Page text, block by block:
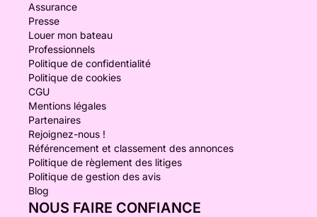
Assurance
Presse
Louer mon bateau
Professionnels
Politique de confidentialité
Politique de cookies
CGU
Mentions légales
Partenaires
Rejoignez-nous !
Référencement et classement des annonces
Politique de règlement des litiges
Politique de gestion des avis
Blog
NOUS FAIRE CONFIANCE